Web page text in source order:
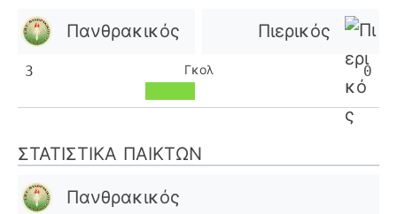
Πανθρακικός Πιερικός
3 Γκολ 0
ΣΤΑΤΙΣΤΙΚΆ ΠΑΙΚΤΏΝ
Πανθρακικός